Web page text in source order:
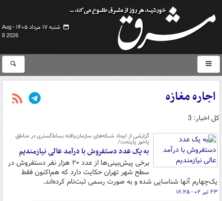
شنبه ۱۷ مرداد ۱۴۰۵ -
Aug
8 2026
اجاره مغازه
کل اخبار: 3
گزارشی از ایجاد شبکه‌های سازمان‌یافته بساط‌گستری در مناطق
پاخور پایتخت/
به یک عدد دستفروش با درآمد عالی نیازمندیم
برخی پیش‌بینی‌ها از عدد ۲۰ هزار نفر دستفروش در
سطح شهر تهران حکایت دارد که هم‌اکنون فقط
یک‌چهارم آنها شناسایی شده و به صورت رسمی ثبت‌نام کرده‌اند.
۲۳ تیر ۰۲ - ۱۸:۲۵